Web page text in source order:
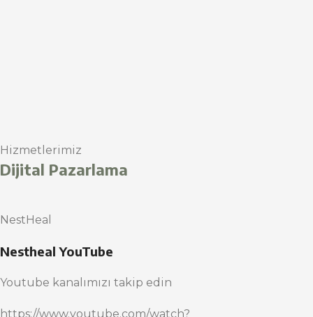
Hizmetlerimiz
Dijital Pazarlama
NestHeal
Nestheal YouTube
Youtube kanalımızı takip edin
https://www.youtube.com/watch?